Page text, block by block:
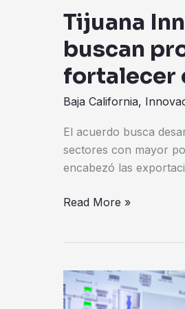
Tijuana
buscan
fortalecer
Baja California,
El acuerdo busca
sectores con mayor
encabezó las
Read More »
Paso
a